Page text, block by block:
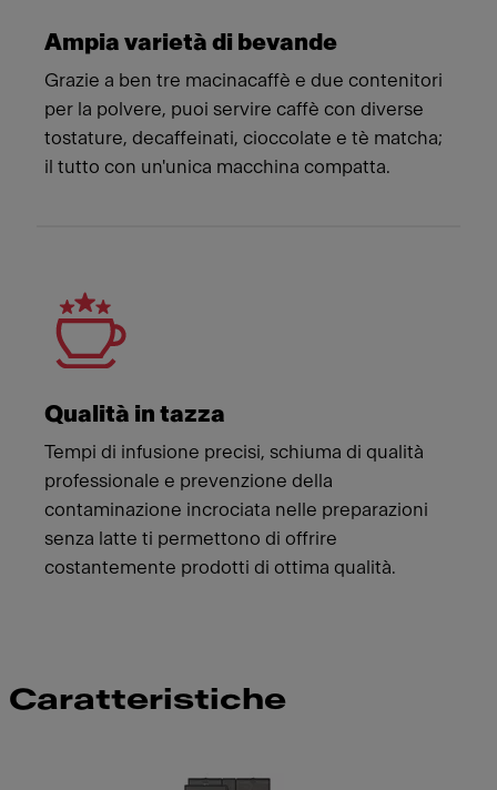
Ampia varietà di bevande
Grazie a ben tre macinacaffè e due contenitori
per la polvere, puoi servire caffè con diverse
tostature, decaffeinati, cioccolate e tè matcha;
il tutto con un'unica macchina compatta.
Qualità in tazza
Tempi di infusione precisi, schiuma di qualità
professionale e prevenzione della
contaminazione incrociata nelle preparazioni
senza latte ti permettono di offrire
costantemente prodotti di ottima qualità.
Caratteristiche